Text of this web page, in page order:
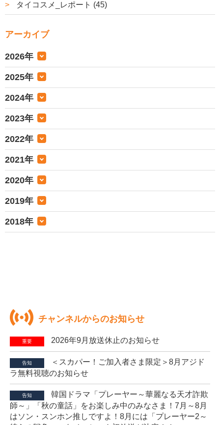
タイコスメ_レポート (45)
アーカイブ
2026年
2025年
2024年
2023年
2022年
2021年
2020年
2019年
2018年
チャンネルからのお知らせ
重要 2026年9月放送休止のお知らせ
告知
＜スカパー！ご加入者さま限定＞8月アジド
ラ無料視聴のお知らせ
告知
韓国ドラマ「プレーヤー～華麗なる天才詐欺
師～」「秋の童話」をお楽しみ中のみなさま！7月～8月
はソン・スンホン推しですよ！8月には「プレーヤー2～